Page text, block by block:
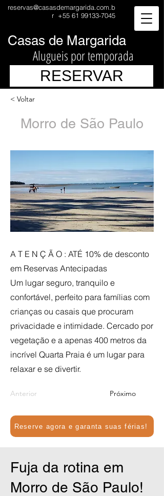
reservas@casasdemargarida.com.b
r +55 61 99133-7045
Casas de Margarida
Alugueis por temporada
RESERVAR
< Voltar
Morro de São Paulo
A T E N Ç Ã O : ATÉ 10% de desconto
em Reservas Antecipadas
Um lugar seguro, tranquilo e
confortável, perfeito para famílias com
crianças ou casais que procuram
privacidade e intimidade. Cercado por
vegetação e a apenas 400 metros da
incrível Quarta Praia é um lugar para
relaxar e se divertir.
Anterior Próximo
Reserve agora e garanta suas férias!
Fuja da rotina em
Morro de São Paulo!